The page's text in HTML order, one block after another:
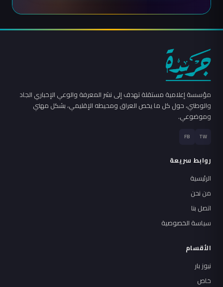
مؤسسة إعلامية مستقلة تهدف إلى نشر المعرفة والوعي الإخباري الجاد
والوطني، حول كل ما يخص العراق ومحيطه الإقليمي، بشكل مهني
وموضوعي.
TW
FB
روابط سريعة
الرئيسية
من نحن
اتصل بنا
سياسة الخصوصية
الأقسام
نيوز بار
خاص